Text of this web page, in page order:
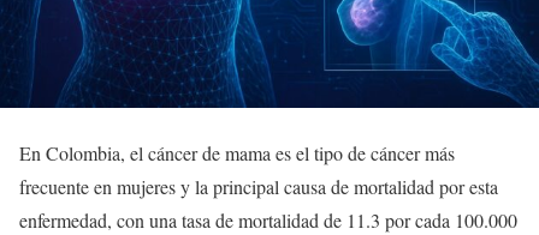
En Colombia, el cáncer de mama es el tipo de cáncer más
frecuente en mujeres y la principal causa de mortalidad por esta
enfermedad, con una tasa de mortalidad de 11.3 por cada 100.000